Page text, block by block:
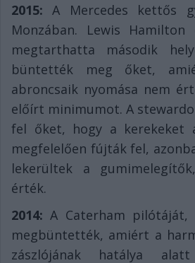
2015: A Mercedes kettős
Monzában. Lewis
megtarthatta második
büntették meg őket,
abroncsaik nyomása nem
előírt minimumot. A
fel őket, hogy a kerekeket
megfelelően fújták fel,
lekerültek a
érték.
2014: A Caterham pilótáját,
megbüntették, amiért a
zászlójának hatálya